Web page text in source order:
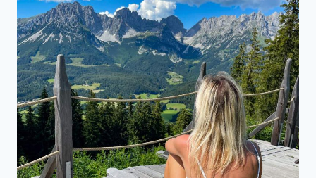
&
WALLERALM